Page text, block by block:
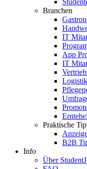
Branchen
IT
App
IT
Praktische
B2B
Info
Über